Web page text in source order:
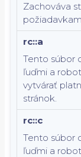
Zachováva
rc::a
Tento súbor
ľuďmi a
vytvárať
stránok.
rc::c
Tento súbor
ľuďmi a